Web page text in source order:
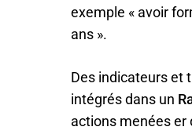
exemple « avoir
ans ».
Des indicateurs et
intégrés dans un
actions menées er